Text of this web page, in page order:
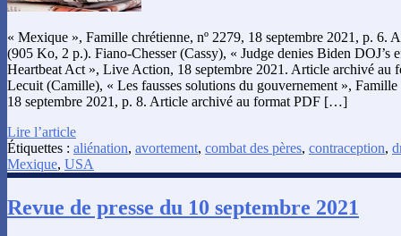
« Mexique », Famille chrétienne, nº 2279, 18 septembre 2021, p. 6.
(905 Ko, 2 p.). Fiano-Chesser (Cassy), « Judge denies Biden DOJ’s
Heartbeat Act », Live Action, 18 septembre 2021. Article archivé au
Lecuit (Camille), « Les fausses solutions du gouvernement », Famille
18 septembre 2021, p. 8. Article archivé au format PDF […]
Lire l’article
Étiquettes : aliénation, avortement, combat des pères, contraception,
Mexique, USA
Revue de presse du 10 septembre 2021